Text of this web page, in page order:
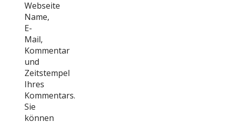
Webseite
Name,
E-
Mail,
Kommentar
und
Zeitstempel
Ihres
Kommentars.
Sie
können